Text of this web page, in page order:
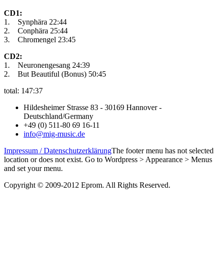
CD1:
1. Synphära 22:44
2. Conphära 25:44
3. Chromengel 23:45
CD2:
1. Neuronengesang 24:39
2. But Beautiful (Bonus) 50:45
total: 147:37
Hildesheimer Strasse 83 - 30169 Hannover -
Deutschland/Germany
+49 (0) 511-80 69 16-11
info@mig-music.de
Impressum / DatenschutzerklärungThe footer menu has not selected
location or does not exist. Go to Wordpress > Appearance > Menus
and set your menu.
Copyright © 2009-2012 Eprom. All Rights Reserved.